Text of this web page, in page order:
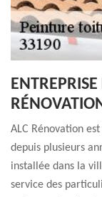
ALC Rénovation
depuis plusieurs
installée dans la
service des